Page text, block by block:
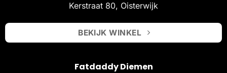
Kerstraat 80, Oisterwijk
BEKIJK WINKEL
Fatdaddy Diemen